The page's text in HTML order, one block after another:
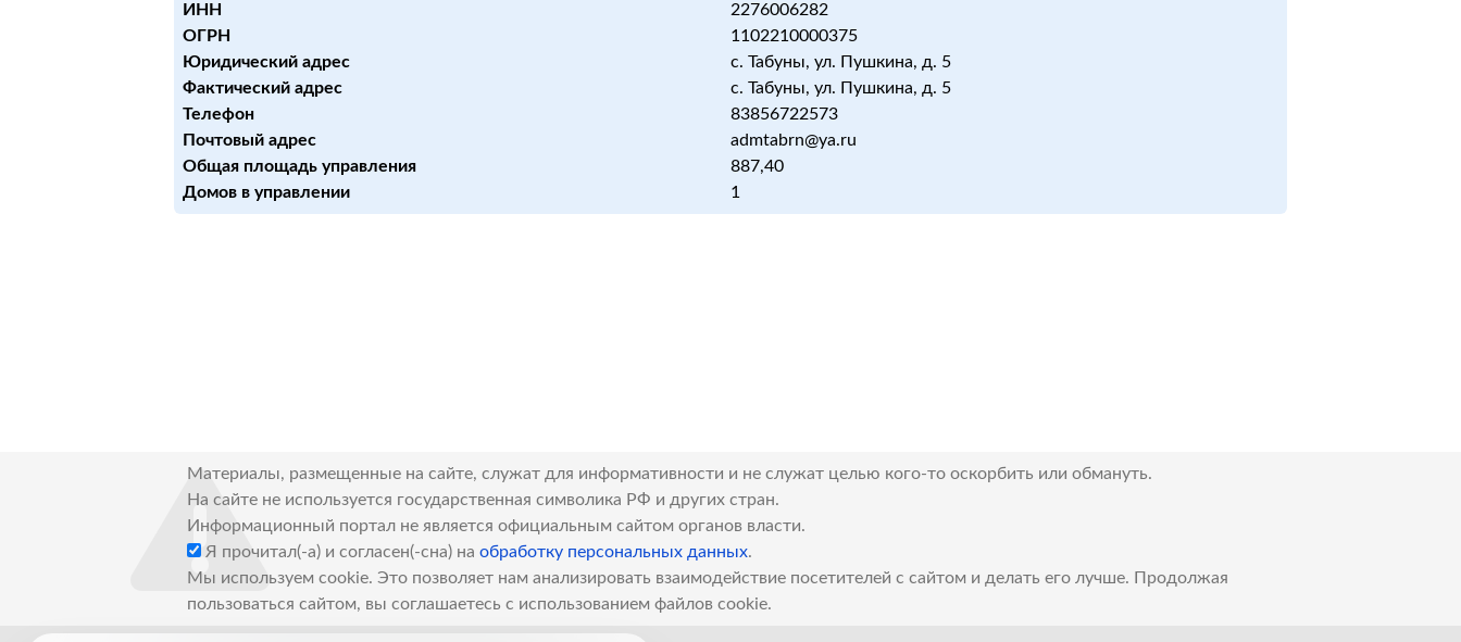
ИНН
2276006282
ОГРН
1102210000375
Юридический адрес
с. Табуны, ул. Пушкина, д. 5
Фактический адрес
с. Табуны, ул. Пушкина, д. 5
Телефон
83856722573
Почтовый адрес
admtabrn@ya.ru
Общая площадь управления
887,40
Домов в управлении
1
Материалы, размещенные на сайте, служат для информативности и не служат целью кого-то оскорбить или обмануть.
На сайте не используется государственная символика РФ и других стран.
Информационный портал не является официальным сайтом органов власти.
Я прочитал(-а) и согласен(-сна) на обработку персональных данных.
Мы используем cookie. Это позволяет нам анализировать взаимодействие посетителей с сайтом и делать его лучше. Продолжая
пользоваться сайтом, вы соглашаетесь с использованием файлов cookie.